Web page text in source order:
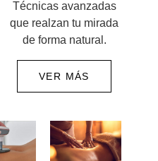
Técnicas avanzadas
que realzan tu mirada
de forma natural.
VER MÁS